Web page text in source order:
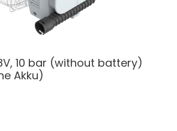
10 bar (without battery)
Akku)